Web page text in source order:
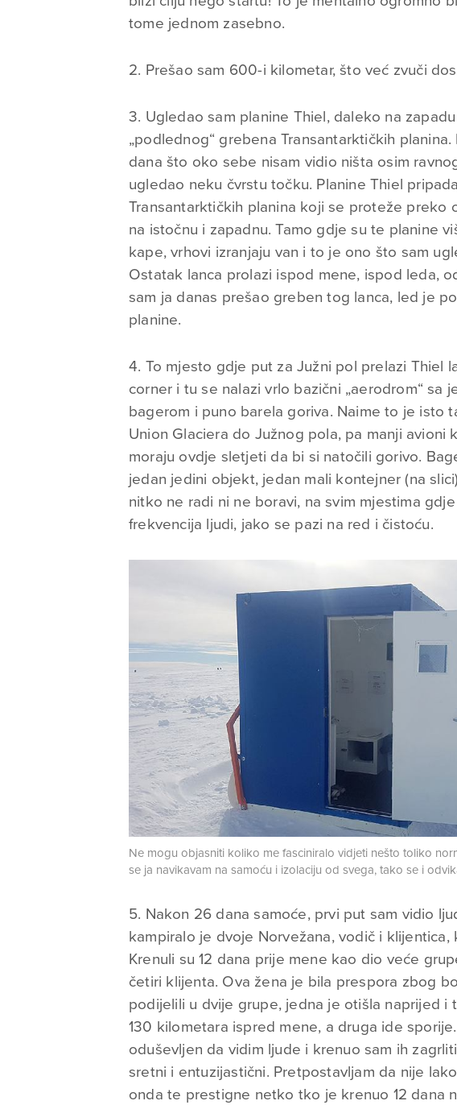
tome jednom zasebno.
2. Prešao sam 600-i kilometar, što već zvuči
3. Ugledao sam planine Thiel, daleko na
„podlednog“ grebena Transantarktičkih
dana što oko sebe nisam vidio ništa osim
ugledao neku čvrstu točku. Planine Thiel
Transantarktičkih planina koji se proteže preko
na istočnu i zapadnu. Tamo gdje su te planine
kape, vrhovi izranjaju van i to je ono što sam
Ostatak lanca prolazi ispod mene, ispod leda,
sam ja danas prešao greben tog lanca, led je
planine.
4. To mjesto gdje put za Južni pol prelazi Thiel
corner i tu se nalazi vrlo bazični „aerodrom“ sa
bagerom i puno barela goriva. Naime to je isto
Union Glaciera do Južnog pola, pa manji avioni
moraju ovdje sletjeti da bi si natočili gorivo.
jedan jedini objekt, jedan mali kontejner (na
nitko ne radi ni ne boravi, na svim mjestima
frekvencija ljudi, jako se pazi na red i čistoću.
Ne mogu objasniti koliko me fasciniralo vidjeti nešto toliko
se ja navikavam na samoću i izolaciju od svega, tako se i
5. Nakon 26 dana samoće, prvi put sam vidio
kampiralo je dvoje Norvežana, vodič i klijentica,
Krenuli su 12 dana prije mene kao dio veće
četiri klijenta. Ova žena je bila prespora zbog
podijelili u dvije grupe, jedna je otišla naprijed i
130 kilometara ispred mene, a druga ide
oduševljen da vidim ljude i krenuo sam ih
sretni i entuzijastični. Pretpostavljam da nije
onda te prestigne netko tko je krenuo 12 dana